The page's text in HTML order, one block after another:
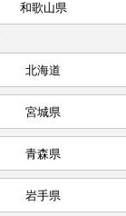
和歌山県
北海道
宮城県
青森県
岩手県